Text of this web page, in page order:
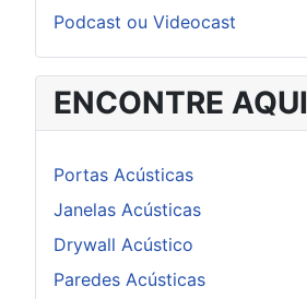
Podcast ou Videocast
ENCONTRE AQUI
Portas Acústicas
Janelas Acústicas
Drywall Acústico
Paredes Acústicas